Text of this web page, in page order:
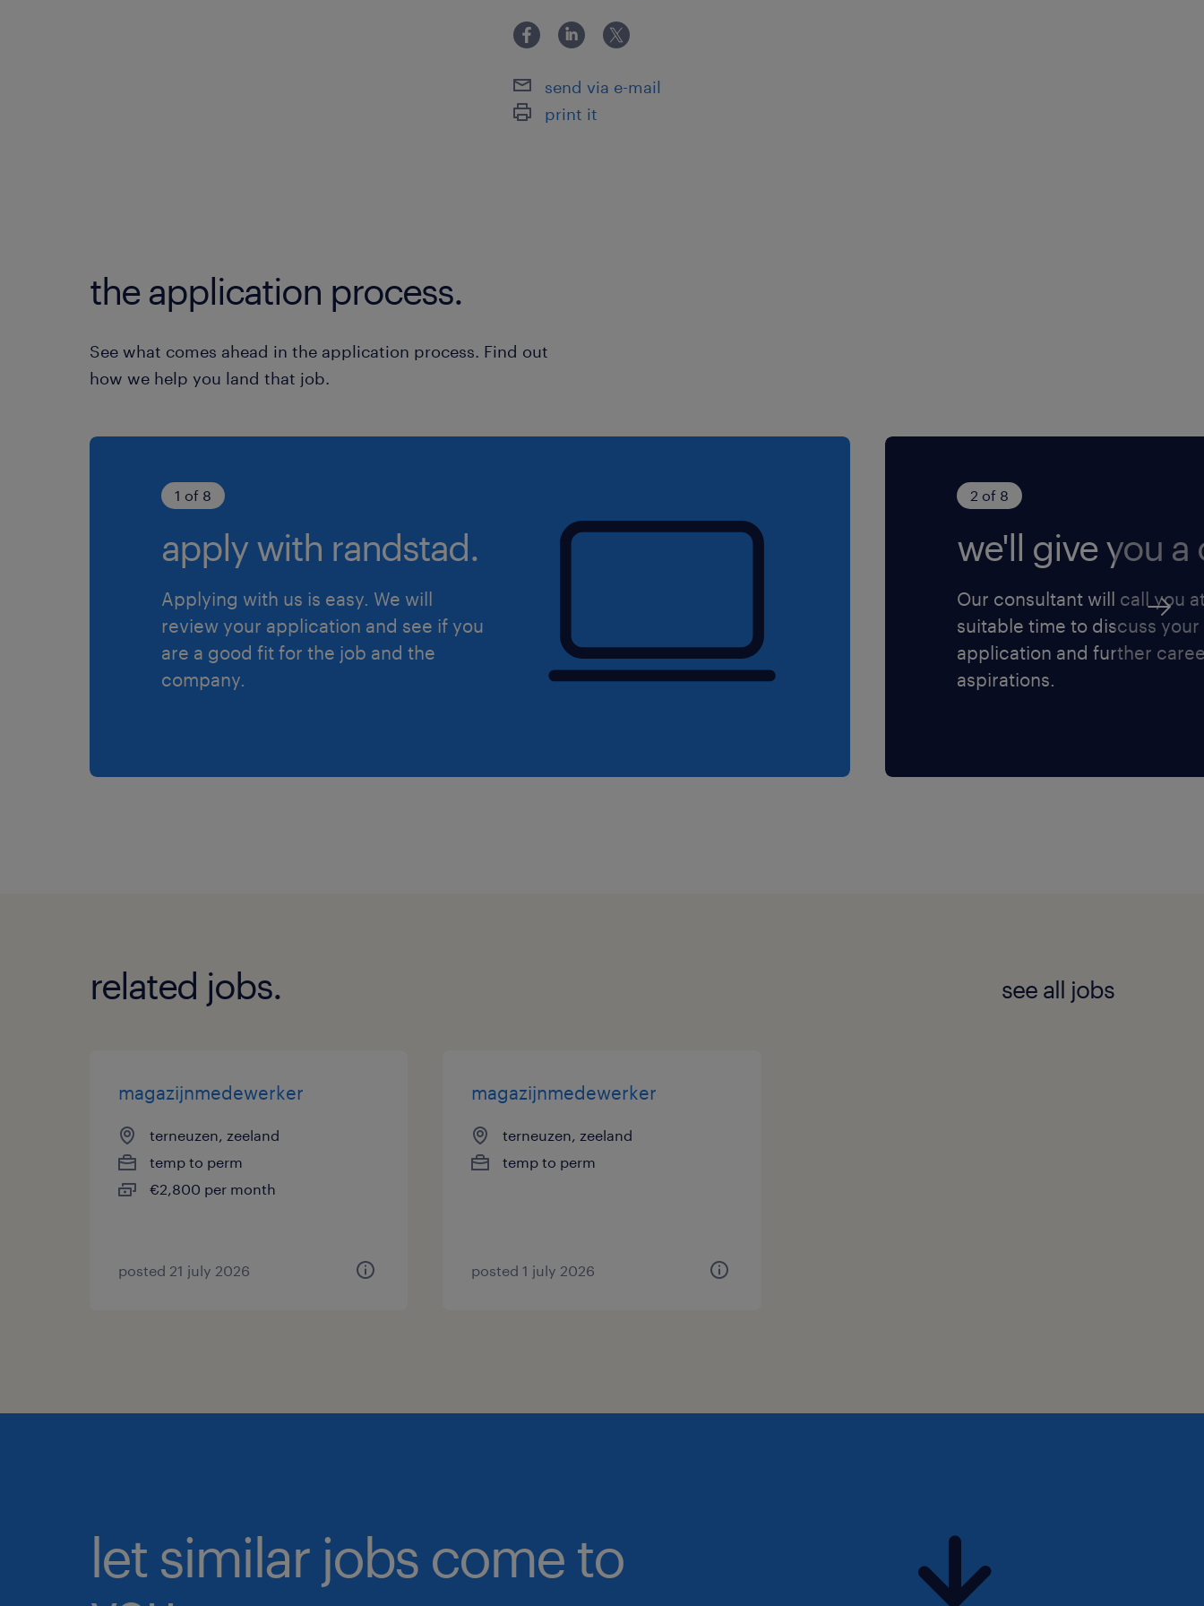
belangrijk het is dat de data klopt, is jouw administratie in
systemen als Ultimo en SAP altijd tot achter de komma up-to-
waarin je nauw samenwerkt met de technische dienst, inkoop
en het warehouse!
direct via de knop! Heb je nog vragen? Bel of mail ons even, we
Uiteraard staat deze vacature open voor iedereen die zich
hierin herkent.
send via e-mail
print it
the application process.
See what comes ahead in the application process. Find out
how we help you land that job.
1 of 8
apply with randstad.
Applying with us is easy. We will
review your application and see if you
are a good fit for the job and the
company.
2 of 8
we'll give you a
Our consultant will call you
suitable time to discuss your
application and further
aspirations.
related jobs. see all jobs
magazijnmedewerker
terneuzen, zeeland
temp to perm
€2,800 per month
posted 21 july 2026
magazijnmedewerker
terneuzen, zeeland
temp to perm
posted 1 july 2026
let similar jobs come to